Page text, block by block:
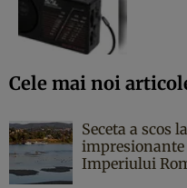
Cele mai noi
Seceta a scos
Imperiului